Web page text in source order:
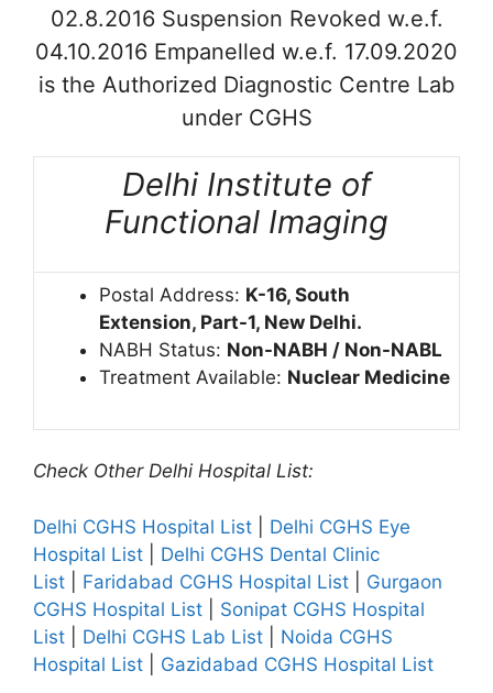
02.8.2016 Suspension Revoked w.e.f.
04.10.2016 Empanelled w.e.f. 17.09.2020
is the Authorized Diagnostic Centre Lab
under CGHS
Delhi Institute of
Functional Imaging
Postal Address: K-16, South
Extension, Part-1, New Delhi.
NABH Status: Non-NABH / Non-NABL
Treatment Available: Nuclear Medicine
Check Other Delhi Hospital List:
Delhi CGHS Hospital List
Delhi CGHS Eye
Hospital List
Delhi CGHS Dental Clinic
List
Faridabad CGHS Hospital List
Gurgaon
CGHS Hospital List
Sonipat CGHS Hospital
List
Delhi CGHS Lab List
Noida CGHS
Hospital List
Gazidabad CGHS Hospital List